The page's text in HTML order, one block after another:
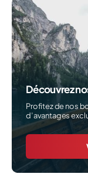
Découvrez
Profitez de nos
d’avantages